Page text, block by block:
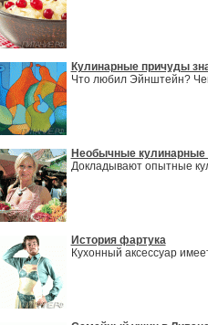
Кулинарные причуды
Что любил Эйнштейн?
Необычные кулинарные
Докладывают опытные
История фартука
Кухонный аксессуар